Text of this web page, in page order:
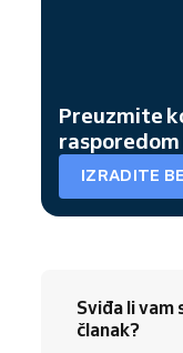
Preuzmite
rasporedom
IZRADITE
Sviđa li vam
članak?